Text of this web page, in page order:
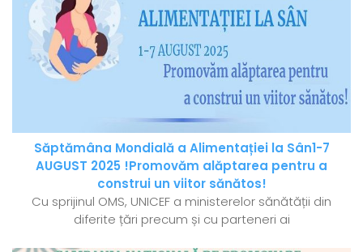
Săptămâna Mondială a Alimentației la Sân1-7
AUGUST 2025 !Promovăm alăptarea pentru a
construi un viitor sănătos!
Cu sprijinul OMS, UNICEF a ministerelor sănătății din
diferite țări precum și cu parteneri ai